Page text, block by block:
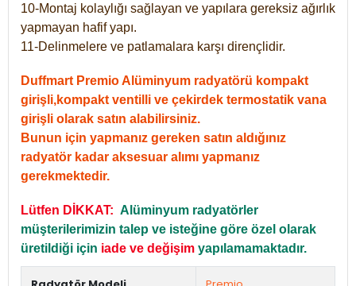
10-Montaj kolaylığı sağlayan ve yapılara gereksiz ağırlık
yapmayan hafif yapı.
11-Delinmelere ve patlamalara karşı dirençlidir.
Duffmart Premio Alüminyum radyatörü kompakt
girişli,kompakt ventilli ve çekirdek termostatik vana
girişli olarak satın alabilirsiniz.
Bunun için yapmanız gereken satın aldığınız
radyatör kadar aksesuar alımı yapmanız
gerekmektedir.
Lütfen DİKKAT: Alüminyum radyatörler
müşterilerimizin talep ve isteğine göre özel olarak
üretildiği için iade ve değişim yapılamamaktadır.